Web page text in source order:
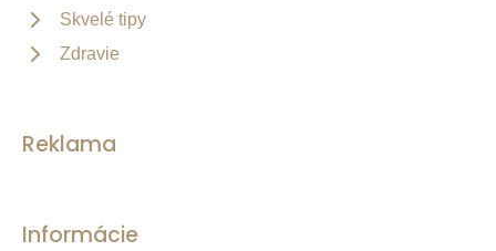
Skvelé tipy
Zdravie
Reklama
Informácie